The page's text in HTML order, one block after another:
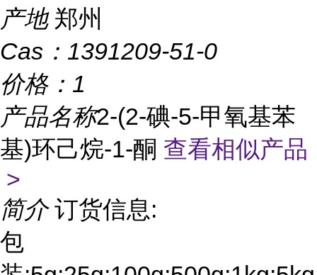
产地 郑州
Cas： 1391209-51-0
价格： 1
产品名称2-(2-碘-5-甲氧基苯
基)环己烷-1-酮 查看相似产品
>
简介 订货信息:
包